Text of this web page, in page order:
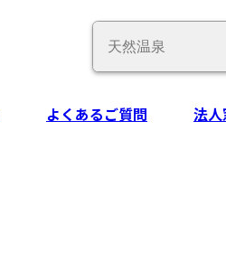
よくあるご質問 法